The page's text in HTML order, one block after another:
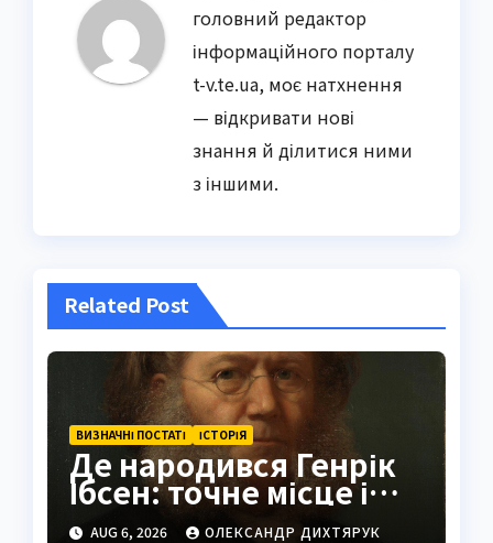
головний редактор
інформаційного порталу
t-v.te.ua, моє натхнення
— відкривати нові
знання й ділитися ними
з іншими.
Related Post
ВИЗНАЧНІ ПОСТАТІ ІСТОРІЯ
Де народився Генрік
Ібсен: точне місце і
історія
AUG 6, 2026 ОЛЕКСАНДР ДИХТЯРУК